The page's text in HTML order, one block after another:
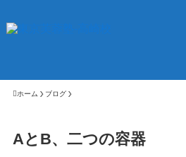
ホーム ブログ
AとB、二つの容器